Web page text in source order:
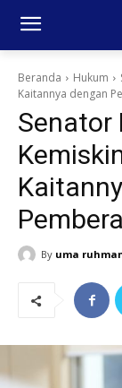
Beranda Hukum
Kaitannya dengan
Senator
By uma